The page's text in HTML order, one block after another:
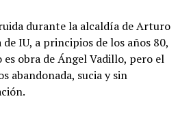
durante la alcaldía de Arturo
IU, a principios de los años 80,
obra de Ángel Vadillo, pero el
abandonada, sucia y sin